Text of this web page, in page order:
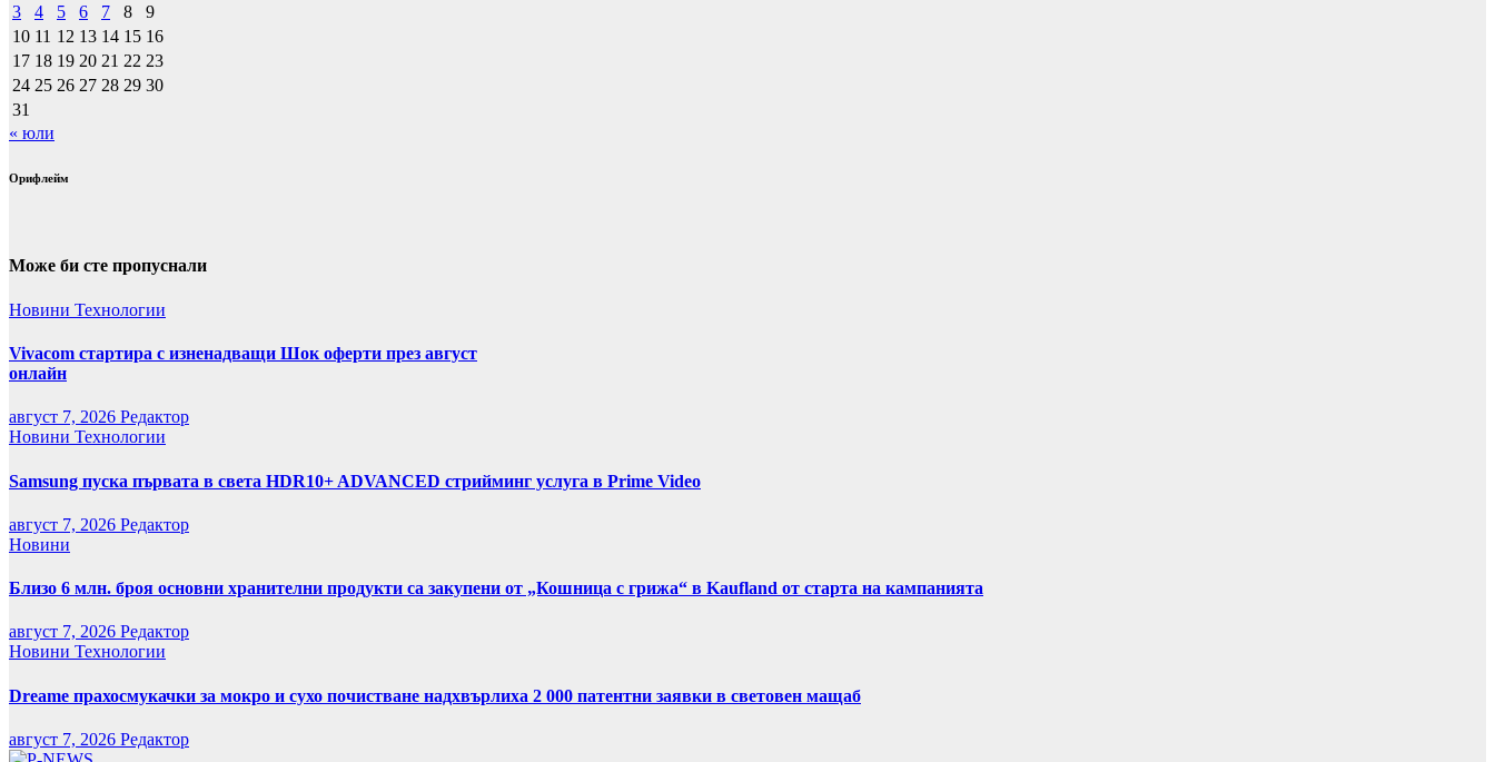
3
4 5 6 7 8
9
10 11 12 13 14 15 16
17 18 19 20 21 22 23
24 25 26 27 28 29 30
31
« юли
Орифлейм
Може би сте пропуснали
Новини Технологии
Vivacom стартира с изненадващи Шок оферти през август
онлайн
август 7, 2026 Редактор
Новини Технологии
Samsung пуска първата в света HDR10+ ADVANCED стрийминг услуга в Prime Video
август 7, 2026 Редактор
Новини
Близо 6 млн. броя основни хранителни продукти са закупени от „Кошница с грижа“ в Kaufland от старта на кампанията
август 7, 2026 Редактор
Новини Технологии
Dreame прахосмукачки за мокро и сухо почистване надхвърлиха 2 000 патентни заявки в световен мащаб
август 7, 2026 Редактор